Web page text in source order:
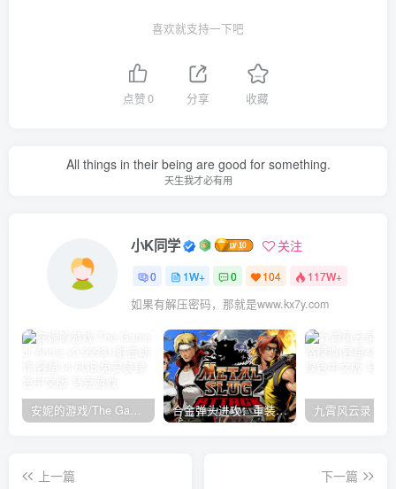
喜欢就支持一下吧
点赞0 分享 收藏
All things in their being are good for something.
天生我才必有用
小K同学 关注
0 1W+ 0 104 117W+
如果有解压密码，那就是www.kx7y.com
合金弹头进攻：重装上阵/METAL SLUG ATTACK RELOADED Build.16214511|策略模拟|容量2.7GB|免安装绿色中文版
上一篇
下一篇